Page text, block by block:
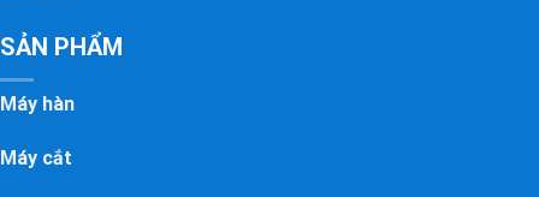
SẢN PHẨM
Máy hàn
Máy cắt